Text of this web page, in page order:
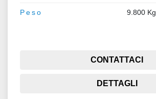
Peso 9.800 Kg.
CONTATTACI
DETTAGLI